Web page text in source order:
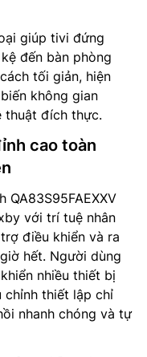
giúp tivi đứng
đến bàn phòng
tối giản, hiện
không gian
thuật đích thực.
cao toàn
QA83S95FAEXXV
với trí tuệ nhân
điều khiển và ra
hết. Người dùng
nhiều thiết bị
chỉnh thiết lập chỉ
nhanh chóng và tự